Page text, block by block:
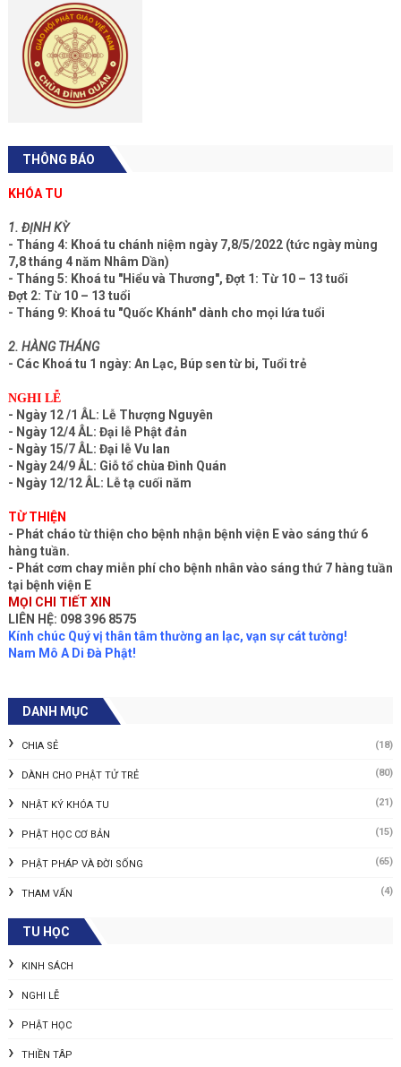
THÔNG BÁO
KHÓA TU
1. ĐỊNH KỲ
- Tháng 4: Khoá tu chánh niệm ngày 7,8/5/2022 (tức ngày mùng
7,8 tháng 4 năm Nhâm Dần)
- Tháng 5: Khoá tu "Hiểu và Thương", Đợt 1: Từ 10 – 13 tuổi
Đợt 2: Từ 10 – 13 tuổi
- Tháng 9: Khoá tu "Quốc Khánh" dành cho mọi lứa tuổi
2. HÀNG THÁNG
- Các Khoá tu 1 ngày: An Lạc, Búp sen từ bi, Tuổi trẻ
NGHI LỄ
- Ngày 12 /1 ÂL: Lễ Thượng Nguyên
- Ngày 12/4 ÂL: Đại lễ Phật đản
- Ngày 15/7 ÂL: Đại lễ Vu lan
- Ngày 24/9 ÂL: Giỗ tổ chùa Đình Quán
- Ngày 12/12 ÂL: Lễ tạ cuối năm
TỪ THIỆN
- Phát cháo từ thiện cho bệnh nhận bệnh viện E vào sáng thứ 6
hàng tuần.
- Phát cơm chay miễn phí cho bệnh nhân vào sáng thứ 7 hàng tuần
tại bệnh viện E
MỌI CHI TIẾT XIN
LIÊN HỆ: 098 396 8575
Kính chúc Quý vị thân tâm thường an lạc, vạn sự cát tường!
Nam Mô A Di Đà Phật!
DANH MỤC
CHIA SẺ (18)
DÀNH CHO PHẬT TỬ TRẺ (80)
NHẬT KÝ KHÓA TU (21)
PHẬT HỌC CƠ BẢN (15)
PHẬT PHÁP VÀ ĐỜI SỐNG (65)
THAM VẤN (4)
TU HỌC
KINH SÁCH
NGHI LỄ
PHẬT HỌC
THIỀN TÂP